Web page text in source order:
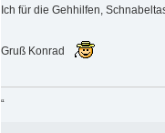
Ich für die Gehhilfen,
Gruß Konrad
“